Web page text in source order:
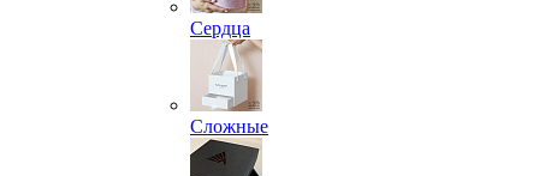
Сердца
Сложные